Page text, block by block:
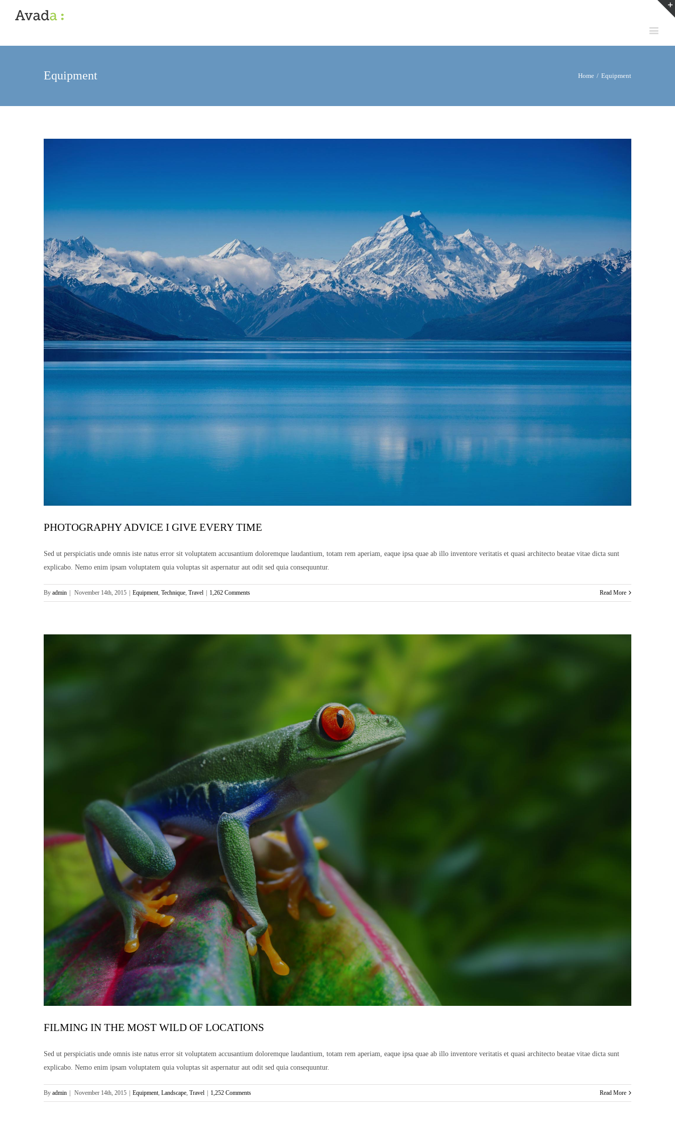
Equipment Home / Equipment
PHOTOGRAPHY ADVICE I GIVE EVERY TIME
Sed ut perspiciatis unde omnis iste natus error sit voluptatem accusantium doloremque laudantium, totam rem aperiam, eaque ipsa quae ab illo inventore veritatis et quasi architecto beatae vitae dicta sunt
explicabo. Nemo enim ipsam voluptatem quia voluptas sit aspernatur aut odit sed quia consequuntur.
By admin November 14th, 2015 Equipment, Technique, Travel 1,262 Comments Read More
FILMING IN THE MOST WILD OF LOCATIONS
Sed ut perspiciatis unde omnis iste natus error sit voluptatem accusantium doloremque laudantium, totam rem aperiam, eaque ipsa quae ab illo inventore veritatis et quasi architecto beatae vitae dicta sunt
explicabo. Nemo enim ipsam voluptatem quia voluptas sit aspernatur aut odit sed quia consequuntur.
By admin November 14th, 2015 Equipment, Landscape, Travel 1,252 Comments Read More